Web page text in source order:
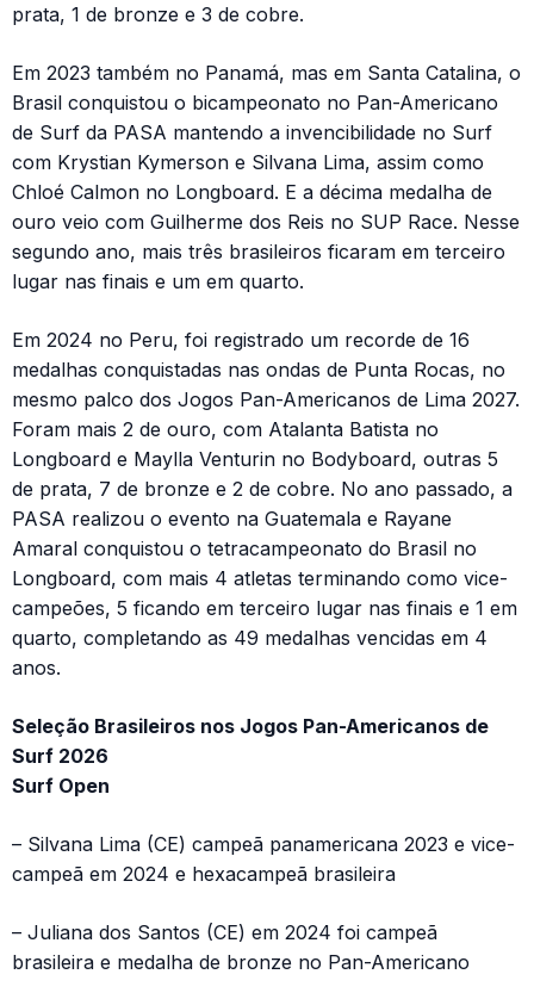
prata, 1 de bronze e 3 de cobre.
Em 2023 também no Panamá, mas em Santa Catalina, o
Brasil conquistou o bicampeonato no Pan-Americano
de Surf da PASA mantendo a invencibilidade no Surf
com Krystian Kymerson e Silvana Lima, assim como
Chloé Calmon no Longboard. E a décima medalha de
ouro veio com Guilherme dos Reis no SUP Race. Nesse
segundo ano, mais três brasileiros ficaram em terceiro
lugar nas finais e um em quarto.
Em 2024 no Peru, foi registrado um recorde de 16
medalhas conquistadas nas ondas de Punta Rocas, no
mesmo palco dos Jogos Pan-Americanos de Lima 2027.
Foram mais 2 de ouro, com Atalanta Batista no
Longboard e Maylla Venturin no Bodyboard, outras 5
de prata, 7 de bronze e 2 de cobre. No ano passado, a
PASA realizou o evento na Guatemala e Rayane
Amaral conquistou o tetracampeonato do Brasil no
Longboard, com mais 4 atletas terminando como vice-
campeões, 5 ficando em terceiro lugar nas finais e 1 em
quarto, completando as 49 medalhas vencidas em 4
anos.
Seleção Brasileiros nos Jogos Pan-Americanos de
Surf 2026
Surf Open
– Silvana Lima (CE) campeã panamericana 2023 e vice-
campeã em 2024 e hexacampeã brasileira
– Juliana dos Santos (CE) em 2024 foi campeã
brasileira e medalha de bronze no Pan-Americano